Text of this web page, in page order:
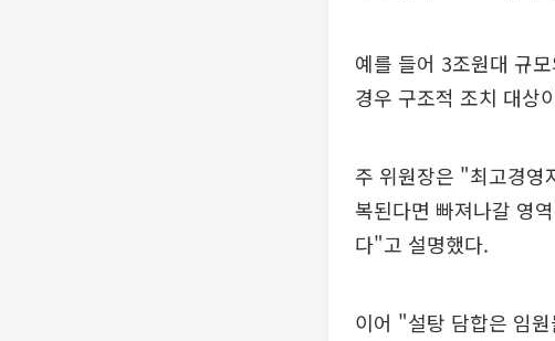
예를 들어 3조원대 규
경우 구조적 조치 대상
주 위원장은 "최고경영
복된다면 빠져나갈 영
다"고 설명했다.
이어 "설탕 담합은 임